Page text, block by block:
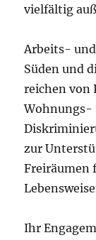
vielfältig
Arbeits-
Süden und
reichen von
zur
Freiräumen
Ihr